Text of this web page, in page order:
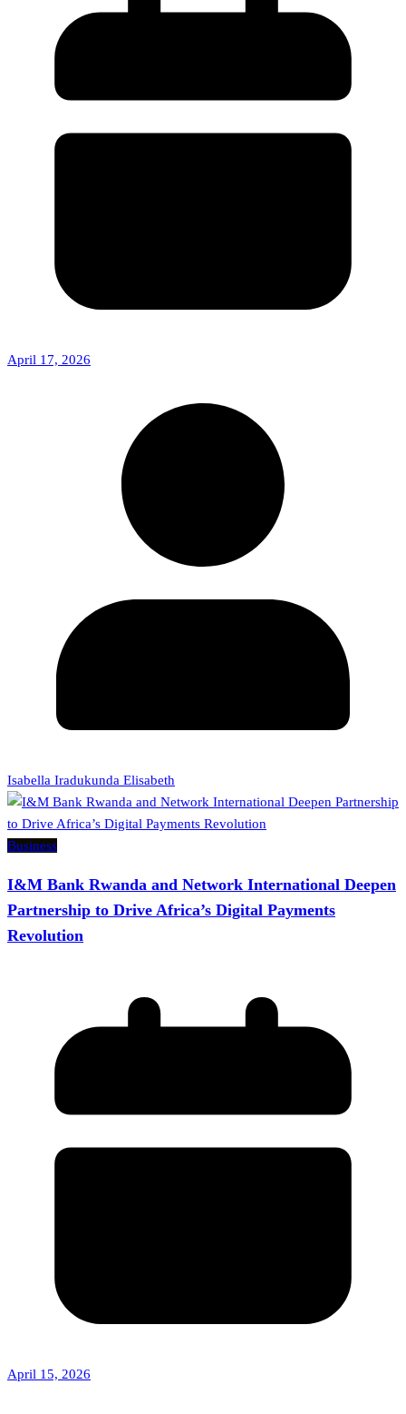
April 17, 2026
Isabella Iradukunda Elisabeth
Business
I&M Bank Rwanda and Network International Deepen
Partnership to Drive Africa’s Digital Payments
Revolution
April 15, 2026